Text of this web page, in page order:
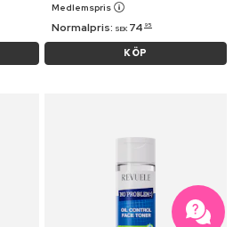
Medlemspris
Normalpris: SEK 74 95
KÖP